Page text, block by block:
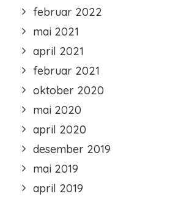
februar 2022
mai 2021
april 2021
februar 2021
oktober 2020
mai 2020
april 2020
desember 2019
mai 2019
april 2019